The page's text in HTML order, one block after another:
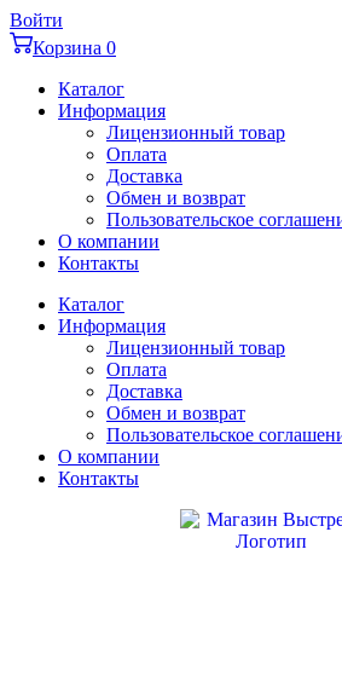
Перейти
к
содержимому
Войти
Корзина 0
Каталог
Информация
Лицензионный товар
Оплата
Доставка
Обмен и возврат
Пользовательское
О компании
Контакты
Каталог
Информация
Лицензионный товар
Оплата
Доставка
Обмен и возврат
Пользовательское
О компании
Контакты